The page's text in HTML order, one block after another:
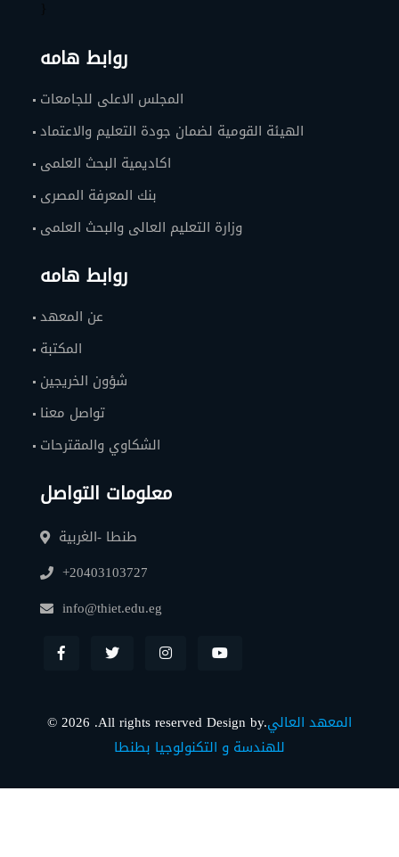
روابط هامه
المجلس الاعلى للجامعات
الهيئة القومية لضمان جودة التعليم والاعتماد
اكاديمية البحث العلمى
بنك المعرفة المصرى
وزارة التعليم العالى والبحث العلمى
روابط هامه
عن المعهد
المكتبة
شؤون الخريجين
تواصل معنا
الشكاوي والمقترحات
معلومات التواصل
طنطا -الغربية
+20403103727
info@thiet.edu.eg
© 2026 .All rights reserved Design by.المعهد العالي
للهندسة و التكنولوجيا بطنطا